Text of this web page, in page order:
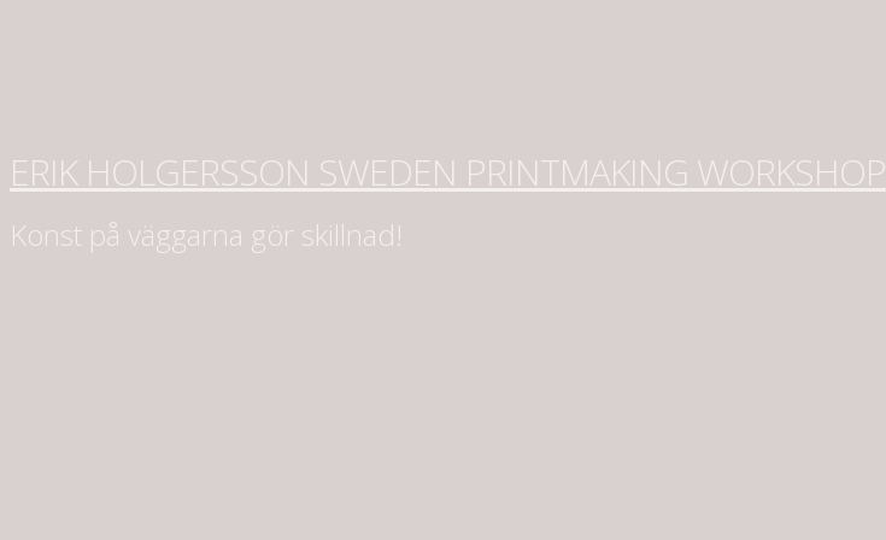
ERIK HOLGERSSON SWEDEN PRINTMAKING WORKSHOP
Konst på väggarna gör skillnad!